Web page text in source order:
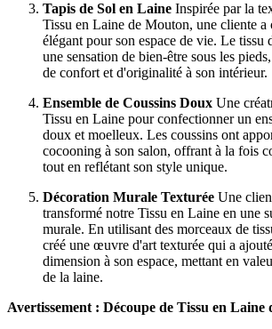
Tapis de Sol en Laine Inspirée par la
Tissu en Laine de Mouton, une cliente a
élégant pour son espace de vie. Le tissu
une sensation de bien-être sous les
de confort et d'originalité à son intérieur.
Ensemble de Coussins Doux Une
Tissu en Laine pour confectionner un
doux et moelleux. Les coussins ont
cocooning à son salon, offrant à la fois
tout en reflétant son style unique.
Décoration Murale Texturée Une
transformé notre Tissu en Laine en une
murale. En utilisant des morceaux de
créé une œuvre d'art texturée qui a
dimension à son espace, mettant en
de la laine.
Avertissement : Découpe de Tissu en Laine